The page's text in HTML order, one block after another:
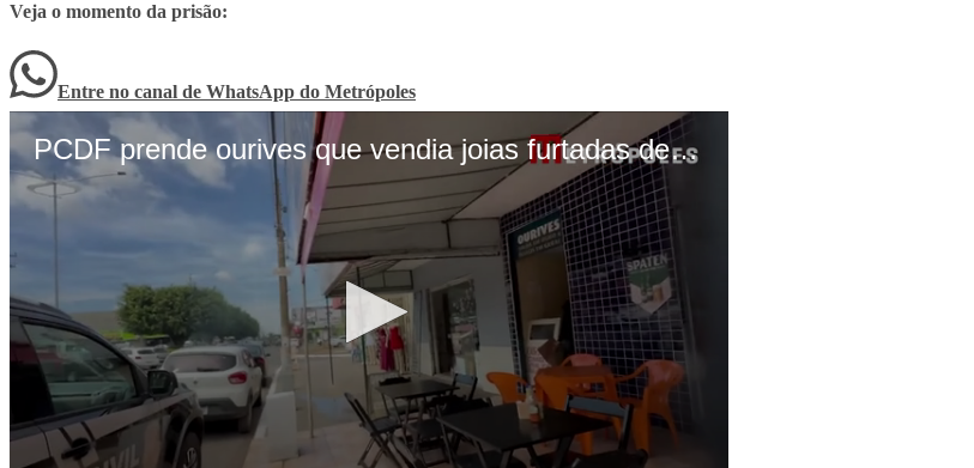
Veja o momento da prisão:
Entre no canal de WhatsApp do Metrópoles